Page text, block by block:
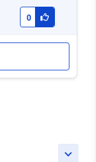
0
keyboard_arrow_down